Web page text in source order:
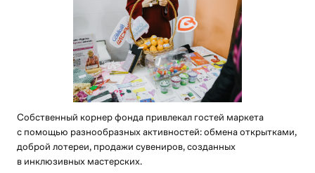
Собственный корнер фонда привлекал гостей маркета
с помощью разнообразных активностей: обмена открытками,
доброй лотереи, продажи сувениров, созданных
в инклюзивных мастерских.